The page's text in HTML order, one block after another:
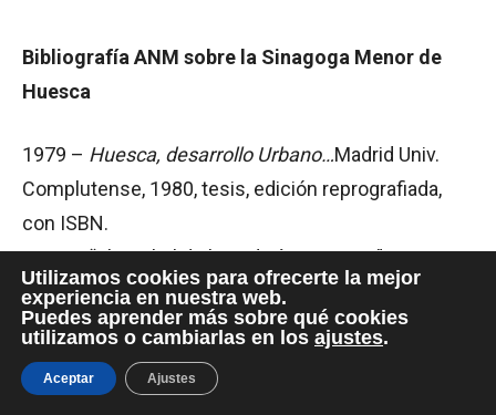
Bibliografía ANM sobre la Sinagoga Menor de
Huesca
1979 – Huesca, desarrollo Urbano…Madrid Univ.
Complutense, 1980, tesis, edición reprografiada,
con ISBN.
1980 – “El Arrabal de la Judería Oscense”, en
Sefarad, XL, (Madrid, CSIC, 1980), pp. 77-97,
fotogrs., dibujos y plantas.
1983 – NAVAL MAS, A y J., “El viejo ‘barrio Nuevo’ y
la antigua Judería de Huesca” en El Periódico de
Utilizamos cookies para ofrecerte la mejor
experiencia en nuestra web.
Puedes aprender más sobre qué cookies
utilizamos o cambiarlas en los ajustes.
Aceptar Ajustes